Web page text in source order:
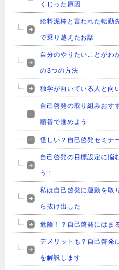
くじった原因
給料泥棒と言われた転勤
で乗り越えたお話
自分のやりたいことがわ
の3つの方法
独学が向いている人と向
自己啓発の取り組みおす
順番で進めよう
怪しい？自己啓発セミナ
自己啓発の目標設定に悩
う！
私は自己啓発に運動を取
ら抜け出した
危険！？自己啓発にはま
デメリットも？自己啓発
を解説します